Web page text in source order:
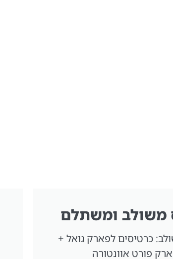
משולב ומשתלם
כרטיסים לפארק גואל +
פורט אוונטורה